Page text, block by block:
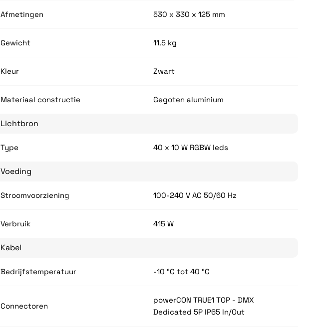
Afmetingen 530 x 330 x 125 mm
Gewicht 11.5 kg
Kleur Zwart
Materiaal constructie Gegoten aluminium
Lichtbron
Type 40 x 10 W RGBW leds
Voeding
Stroomvoorziening 100-240 V AC 50/60 Hz
Verbruik 415 W
Kabel
Bedrijfstemperatuur -10 °C tot 40 °C
Connectoren
powerCON TRUE1 TOP - DMX
Dedicated 5P IP65 In/Out